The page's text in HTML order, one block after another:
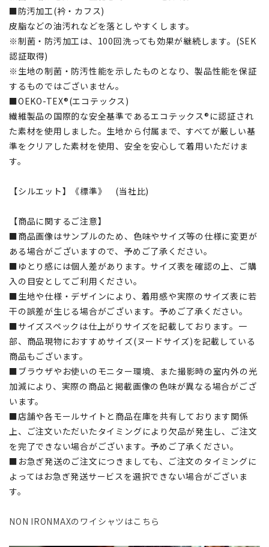
■防汚加工(衿・カフス)
皮脂などの油汚れなどを落としやすくします。
※制菌・防汚加工は、100回洗っても効果が継続します。(SEK
認証取得)
※生地の制菌・防汚性能を示したものとなり、製品性能を保証
するものではございません。
■OEKO-TEX®(エコテックス)
繊維製品の国際的な安全基準であるエコテックス®に認証され
た素材を使用しました。生地から付属まで、すべてが厳しい基
準をクリアした素材を使用、安全を安心して着用いただけま
す。
【シルエット】《標準》 (当社比)
【商品に関するご注意】
■商品画像はサンプルのため、色味やサイズ等の仕様に変更が
ある場合がございますので、予めご了承ください。
■ゆとり感には個人差があります。サイズ表を確認の上、ご購
入の目安としてご利用ください。
■生地や仕様・デザインにより、着用感や実際のサイズ表に若
干の誤差が生じる場合がございます。予めご了承ください。
■サイズスペックは仕上がりサイズを記載しております。一
部、商品現物におすすめサイズ(ヌードサイズ)を記載している
商品もございます。
■ブラウザやお使いのモニター環境、また撮影時の室内外の光
加減により、実際の商品と掲載画像の色味が異なる場合がござ
います。
■店舗や各モールサイトと商品在庫を共有しております関係
上、ご注文いただいたタイミングにより欠品が発生し、ご注文
を完了できない場合がございます。予めご了承ください。
■お急ぎ発送のご注文につきましても、ご注文のタイミングに
よってはお急ぎ発送サービスを選択できない場合がございま
す。
NON IRONMAXのワイシャツはこちら